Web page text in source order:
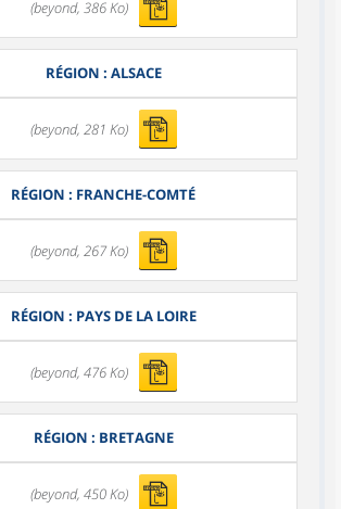
(beyond, 386 Ko)
RÉGION : ALSACE
(beyond, 281 Ko)
RÉGION : FRANCHE-COMTÉ
(beyond, 267 Ko)
RÉGION : PAYS DE LA LOIRE
(beyond, 476 Ko)
RÉGION : BRETAGNE
(beyond, 450 Ko)